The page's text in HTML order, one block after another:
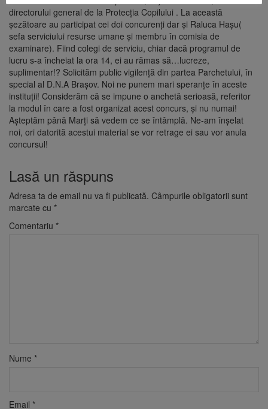
directorului general de la Protecția Copilului . La această
șezătoare au participat cei doi concurenți dar și Raluca Hașu(
sefa serviciului resurse umane și membru în comisia de
examinare). Fiind colegi de serviciu, chiar dacă programul de
lucru s-a încheiat la ora 14, ei au rămas să…lucreze,
suplimentar!? Solicităm public vigilență din partea Parchetului, în
special al D.N.A Brașov. Noi ne punem mari speranțe în aceste
instituții! Considerăm că se impune o anchetă serioasă, referitor
la modul în care a fost organizat acest concurs, și nu numai!
Așteptăm până Marți să vedem ce se întâmplă. Ne-am înșelat
noi, ori datorită acestui material se vor retrage ei sau vor anula
concursul!
Lasă un răspuns
Adresa ta de email nu va fi publicată. Câmpurile obligatorii sunt
marcate cu *
Comentariu *
Nume *
Email *